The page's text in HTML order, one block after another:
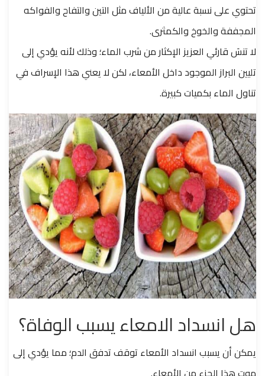
تحتوي على نسبة عالية من الألياف مثل التين والتفاح والفواكه
المجففة والخوخ والكمثرى.
لا تنسَ قارئي العزيز الإكثار من شرب الماء؛ وذلك لأنه يؤدي إلى
تليين البراز الموجود داخل الأمعاء، لكن لا يعني هذا الإسراف في
تناول الماء بكميات كبيرة.
هل انسداد الامعاء يسبب الوفاة؟
يمكن أن يسبب انسداد الأمعاء توقف تدفق الدم؛ مما يؤدي إلى